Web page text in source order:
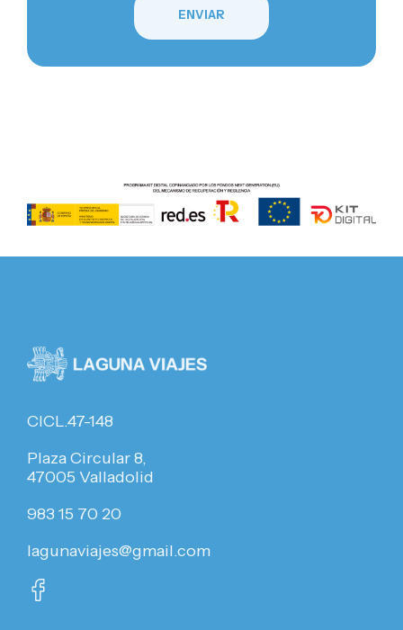
ENVIAR
CICL.47-148
Plaza Circular 8,
47005 Valladolid
983 15 70 20
lagunaviajes@gmail.com